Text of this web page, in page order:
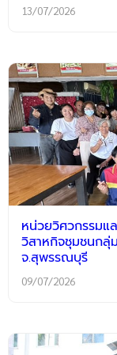
13/07/2026
หน่วยวิศวกรรมแ
วิสาหกิจชุมชนก
จ.สุพรรณบุรี
09/07/2026